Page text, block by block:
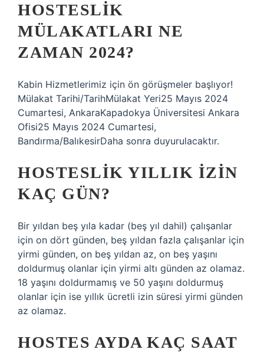
HOSTESLIK
MÜLAKATLARI NE
ZAMAN 2024?
Kabin Hizmetlerimiz için ön görüşmeler başlıyor!
Mülakat Tarihi/TarihMülakat Yeri25 Mayıs 2024
Cumartesi, AnkaraKapadokya Üniversitesi Ankara
Ofisi25 Mayıs 2024 Cumartesi,
Bandırma/BalıkesirDaha sonra duyurulacaktır.
HOSTESLIK YILLIK IZIN
KAÇ GÜN?
Bir yıldan beş yıla kadar (beş yıl dahil) çalışanlar
için on dört günden, beş yıldan fazla çalışanlar için
yirmi günden, on beş yıldan az, on beş yaşını
doldurmuş olanlar için yirmi altı günden az olamaz.
18 yaşını doldurmamış ve 50 yaşını doldurmuş
olanlar için ise yıllık ücretli izin süresi yirmi günden
az olamaz.
HOSTES AYDA KAÇ SAAT